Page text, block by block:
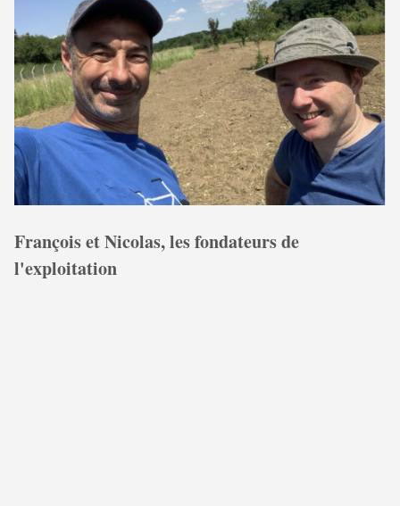
François et Nicolas, les fondateurs de
l'exploitation